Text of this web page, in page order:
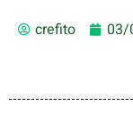
crefito 03/